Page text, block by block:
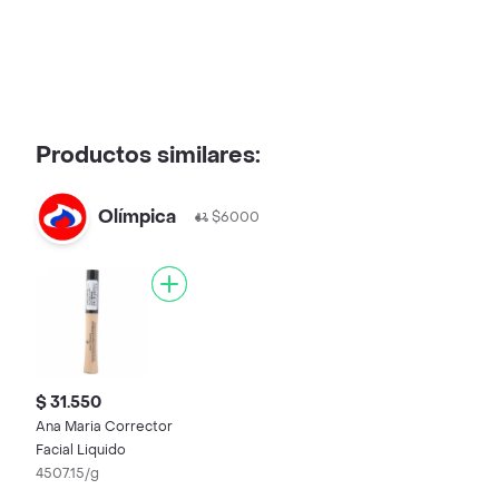
Productos similares:
Olímpica $6000
$ 31.550
Ana Maria Corrector
Facial Liquido
4507.15/g